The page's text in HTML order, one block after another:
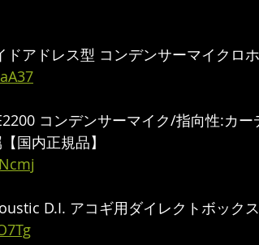
ドアドレス型 コンデンサーマイクロ
コンデンサーマイク/指向性:カ
国内正規品】
D.I. アコギ用ダイレクトボック